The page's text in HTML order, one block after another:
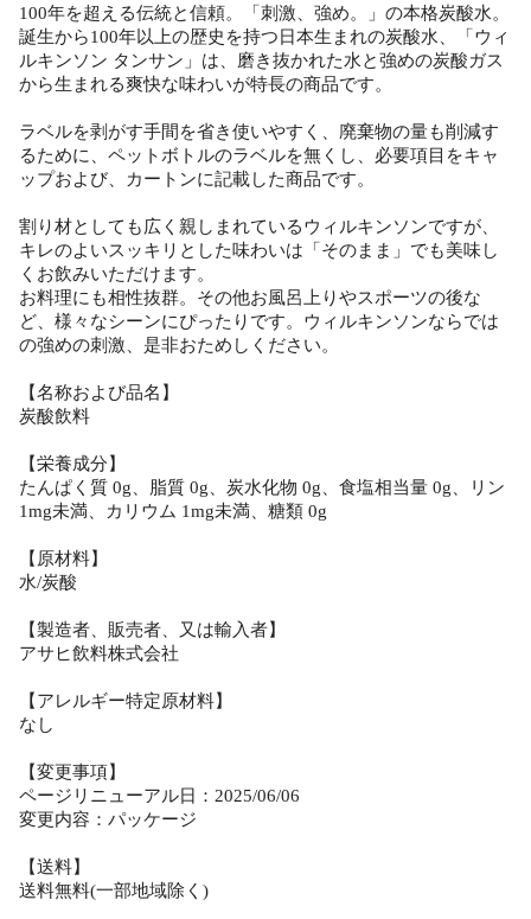
100年を超える伝統と信頼。「刺激、強め。」の本格炭酸水。
誕生から100年以上の歴史を持つ日本生まれの炭酸水、「ウィ
ルキンソン タンサン」は、磨き抜かれた水と強めの炭酸ガス
から生まれる爽快な味わいが特長の商品です。
ラベルを剥がす手間を省き使いやすく、廃棄物の量も削減す
るために、ペットボトルのラベルを無くし、必要項目をキャ
ップおよび、カートンに記載した商品です。
割り材としても広く親しまれているウィルキンソンですが、
キレのよいスッキリとした味わいは「そのまま」でも美味し
くお飲みいただけます。
お料理にも相性抜群。その他お風呂上りやスポーツの後な
ど、様々なシーンにぴったりです。ウィルキンソンならでは
の強めの刺激、是非おためしください。
【名称および品名】
炭酸飲料
【栄養成分】
たんぱく質 0g、脂質 0g、炭水化物 0g、食塩相当量 0g、リン
1mg未満、カリウム 1mg未満、糖類 0g
【原材料】
水/炭酸
【製造者、販売者、又は輸入者】
アサヒ飲料株式会社
【アレルギー特定原材料】
なし
【変更事項】
ページリニューアル日：2025/06/06
変更内容：パッケージ
【送料】
送料無料(一部地域除く)